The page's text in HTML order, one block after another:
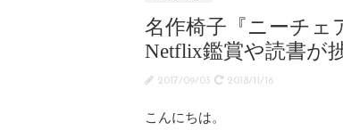
名作椅子『ニーチェ
Netflix鑑賞や読書が
2017/09/03 2018/11/16
こんにちは。